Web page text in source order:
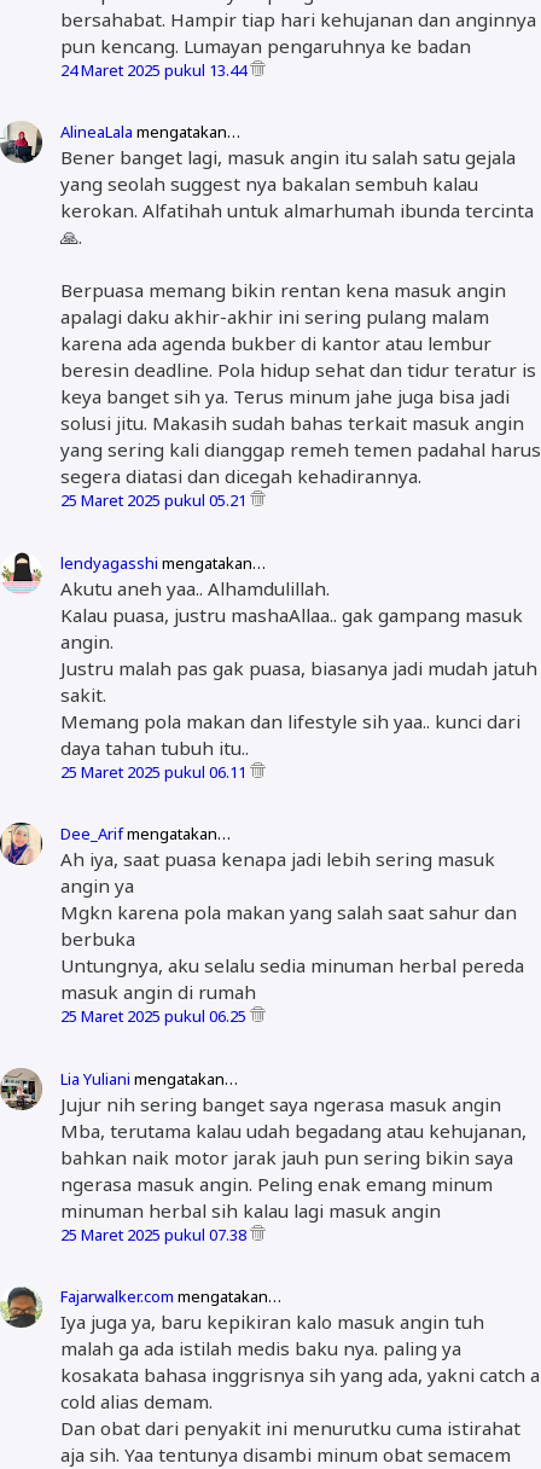
bersahabat. Hampir tiap hari kehujanan dan anginnya
pun kencang. Lumayan pengaruhnya ke badan
24 Maret 2025 pukul 13.44
AlineaLala mengatakan…
Bener banget lagi, masuk angin itu salah satu gejala
yang seolah suggest nya bakalan sembuh kalau
kerokan. Alfatihah untuk almarhumah ibunda tercinta
🙏.
Berpuasa memang bikin rentan kena masuk angin
apalagi daku akhir-akhir ini sering pulang malam
karena ada agenda bukber di kantor atau lembur
beresin deadline. Pola hidup sehat dan tidur teratur is
keya banget sih ya. Terus minum jahe juga bisa jadi
solusi jitu. Makasih sudah bahas terkait masuk angin
yang sering kali dianggap remeh temen padahal harus
segera diatasi dan dicegah kehadirannya.
25 Maret 2025 pukul 05.21
lendyagasshi mengatakan…
Akutu aneh yaa.. Alhamdulillah.
Kalau puasa, justru mashaAllaa.. gak gampang masuk
angin.
Justru malah pas gak puasa, biasanya jadi mudah jatuh
sakit.
Memang pola makan dan lifestyle sih yaa.. kunci dari
daya tahan tubuh itu..
25 Maret 2025 pukul 06.11
Dee_Arifmengatakan…
Ah iya, saat puasa kenapa jadi lebih sering masuk
angin ya
Mgkn karena pola makan yang salah saat sahur dan
berbuka
Untungnya, aku selalu sedia minuman herbal pereda
masuk angin di rumah
25 Maret 2025 pukul 06.25
Lia Yuliani mengatakan…
Jujur nih sering banget saya ngerasa masuk angin
Mba, terutama kalau udah begadang atau kehujanan,
bahkan naik motor jarak jauh pun sering bikin saya
ngerasa masuk angin. Peling enak emang minum
minuman herbal sih kalau lagi masuk angin
25 Maret 2025 pukul 07.38
Fajarwalker.com mengatakan…
Iya juga ya, baru kepikiran kalo masuk angin tuh
malah ga ada istilah medis baku nya. paling ya
kosakata bahasa inggrisnya sih yang ada, yakni catch a
cold alias demam.
Dan obat dari penyakit ini menurutku cuma istirahat
aja sih. Yaa tentunya disambi minum obat semacem